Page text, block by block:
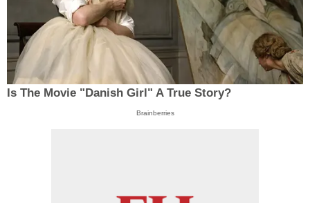
Is The Movie "Danish Girl" A True Story?
Brainberries